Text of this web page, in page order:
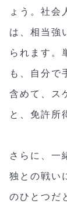
ょう。社会
は、相当強
られます。
も、自分で
含めて、ス
と、免許所
さらに、一
独との戦い
のひとつだ